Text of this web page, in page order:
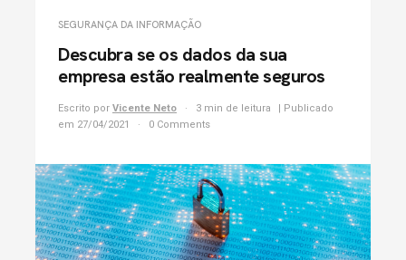
SEGURANÇA DA INFORMAÇÃO
Descubra se os dados da sua
empresa estão realmente seguros
Escrito por Vicente Neto 3 min de leitura
| Publicado
em 27/04/2021
0 Comments